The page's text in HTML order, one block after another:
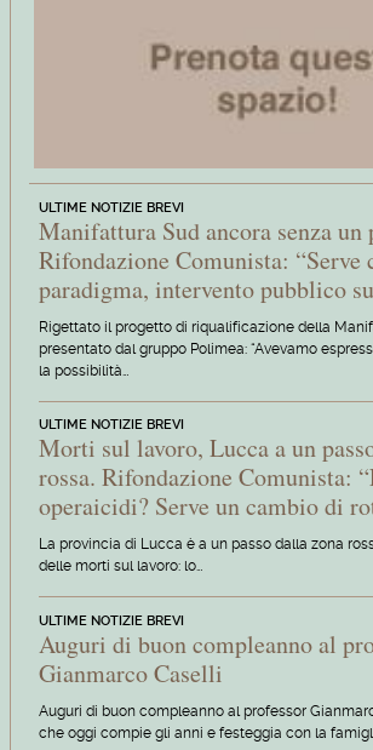
ULTIME NOTIZIE BREVI
Manifattura Sud ancora senza un
Rifondazione Comunista: “Serve
paradigma, intervento pubblico
Rigettato il progetto di riqualificazione della
presentato dal gruppo Polimea: “Avevamo
la possibilità…
ULTIME NOTIZIE BREVI
Morti sul lavoro, Lucca a un
rossa. Rifondazione Comunista:
operaicidi? Serve un cambio di
La provincia di Lucca è a un passo dalla zona
delle morti sul lavoro: lo…
ULTIME NOTIZIE BREVI
Auguri di buon compleanno al
Gianmarco Caselli
Auguri di buon compleanno al professor
che oggi compie gli anni e festeggia con la